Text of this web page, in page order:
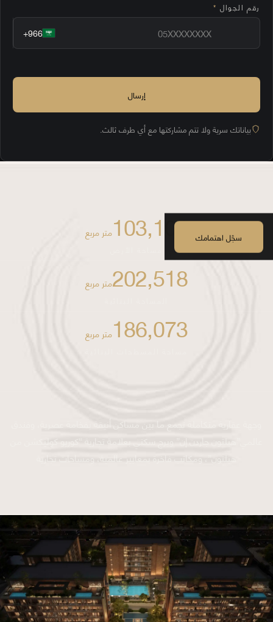
رقم الجوال *
+966
بياناتك سرية ولا تتم مشاركتها مع أي طرف ثالث.
سجّل اهتمامك 103,104متر مربع
202,518متر مربع
186,073متر مربع
وجهة عقارية متكاملة تجمع ما بين مساكن أنيقة بفخامة عصرية، وفندق